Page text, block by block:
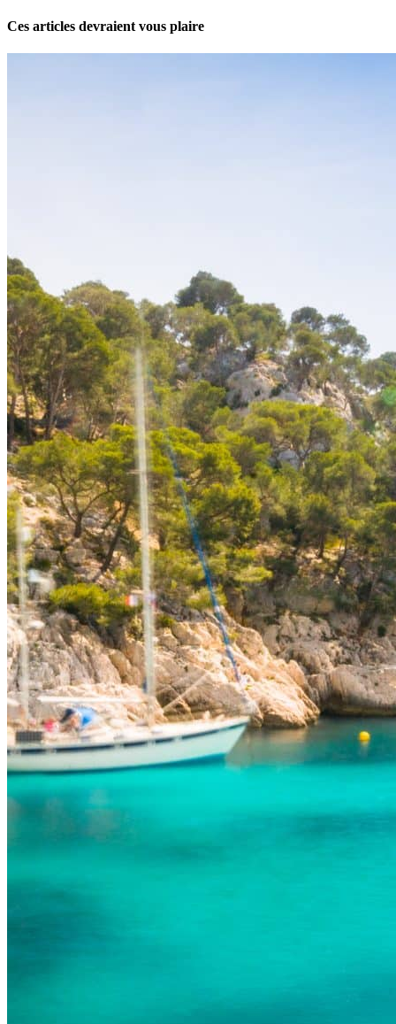
Ces articles devraient vous plaire